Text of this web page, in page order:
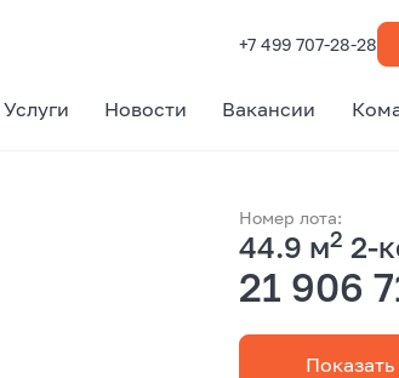
+7 499 707-28-28
Услуги Новости Вакансии
Номер лота:
44.9 м2 2-
21 906